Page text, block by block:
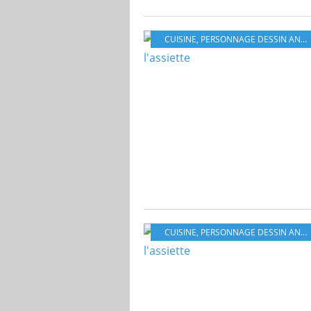
CUISINE, PERSONNAGE DESSIN ANIMÉ
CUISINE, PERSONNAGE DESSIN ANIMÉ